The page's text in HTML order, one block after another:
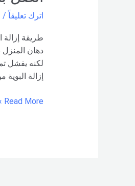
اترك تعليقاً /
طريقة إزالة
دهان المنزل
لكنه يفشل
إزالة
–
0551154864
اتصل
بنا –
شركة العربي
Read More »